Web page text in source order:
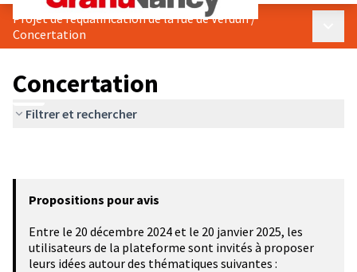
Projet de requalification de la rue de Verdun/
Concertation
Concertation
Filtrer et rechercher
Propositions pour avis
Entre le 20 décembre 2024 et le 20 janvier 2025, les
utilisateurs de la plateforme sont invités à proposer
leurs idées autour des thématiques suivantes :